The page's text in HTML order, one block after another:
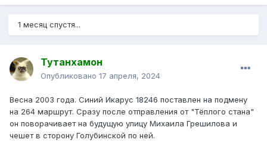
1 месяц спустя...
Тутанхамон
Опубликовано 17 апреля, 2024
Весна 2003 года. Синий Икарус 18246 поставлен на подмену
на 264 маршрут. Сразу после отправления от "Тёплого стана"
он поворачивает на будущую улицу Михаила Грешилова и
чешет в сторону Голубинской по ней.